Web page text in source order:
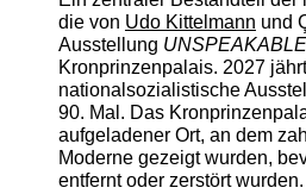
die von Udo Kittelmann und
Ausstellung
Kronprinzenpalais. 2027
nationalsozialistische
90. Mal. Das
aufgeladener Ort, an dem
Moderne gezeigt wurden,
entfernt oder zerstört wurden.